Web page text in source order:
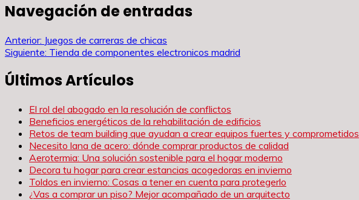
Navegación de entradas
Anterior: Juegos de carreras de chicas
Siguiente: Tienda de componentes electronicos madrid
Últimos Artículos
El rol del abogado en la resolución de conflictos
Beneficios energéticos de la rehabilitación de edificios
Retos de team building que ayudan a crear equipos fuertes y comprometidos
Necesito lana de acero: dónde comprar productos de calidad
Aerotermia: Una solución sostenible para el hogar moderno
Decora tu hogar para crear estancias acogedoras en invierno
Toldos en invierno: Cosas a tener en cuenta para protegerlo
¿Vas a comprar un piso? Mejor acompañado de un arquitecto